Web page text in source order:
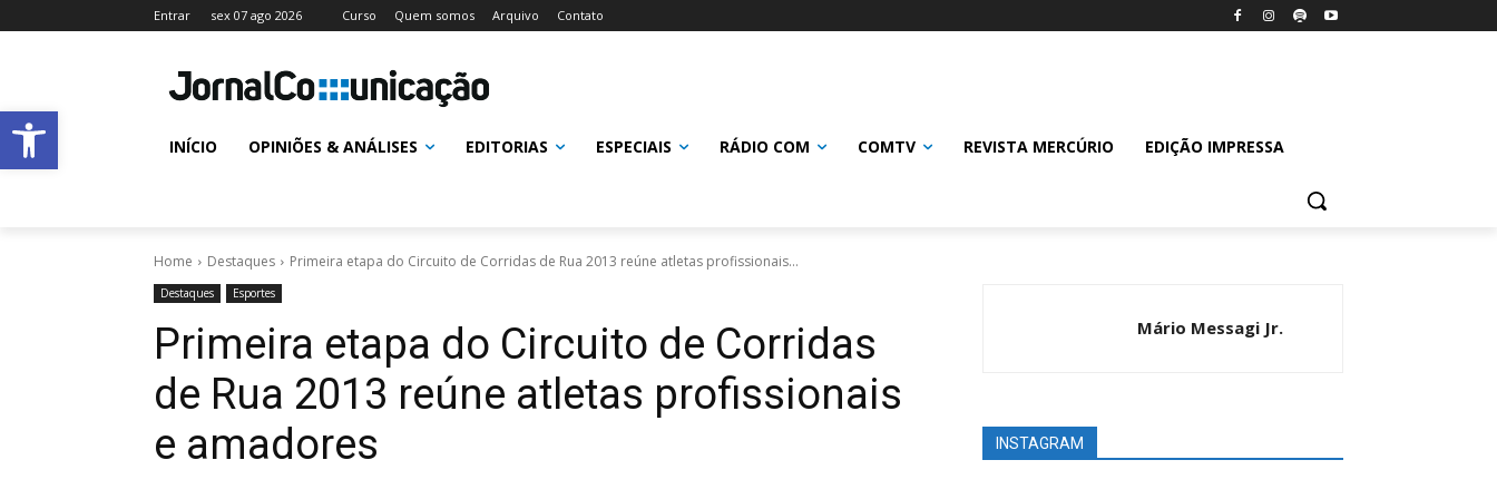
Abrir a barra de ferramentas
Entrar sex 07 ago 2026 Curso Quem somos Arquivo Contato
INÍCIO OPINIÕES & ANÁLISES EDITORIAS ESPECIAIS RÁDIO COM COMTV REVISTA MERCÚRIO EDIÇÃO IMPRESSA
Home Destaques Primeira etapa do Circuito de Corridas de Rua 2013 reúne atletas profissionais...
Destaques Esportes
Primeira etapa do Circuito de Corridas
de Rua 2013 reúne atletas profissionais
e amadores
Mário Messagi Jr.
INSTAGRAM